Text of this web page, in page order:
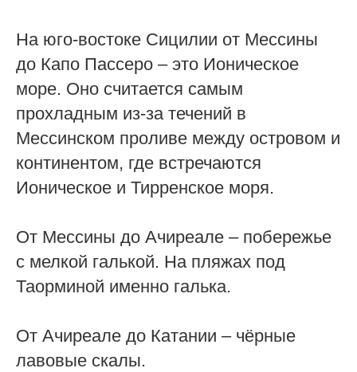
На юго-востоке Сицилии от Мессины
до Капо Пассеро – это Ионическое
море. Оно считается самым
прохладным из-за течений в
Мессинском проливе между островом и
континентом, где встречаются
Ионическое и Тирренское моря.
От Мессины до Ачиреале – побережье
с мелкой галькой. На пляжах под
Таорминой именно галька.
От Ачиреале до Катании – чёрные
лавовые скалы.